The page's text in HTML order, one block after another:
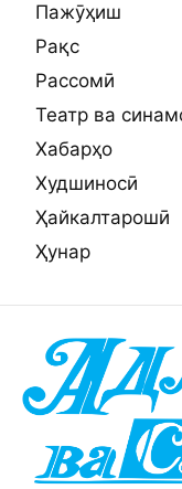
Пажӯҳиш
Рақс
Рассомӣ
Театр ва
Хабарҳо
Худшиносӣ
Ҳайкалтарошӣ
Ҳунар